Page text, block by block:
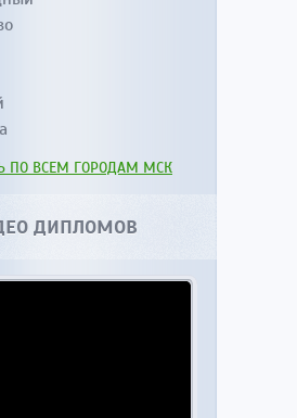
ПО ВСЕМ ГОРОДАМ МСК
ДИПЛОМОВ